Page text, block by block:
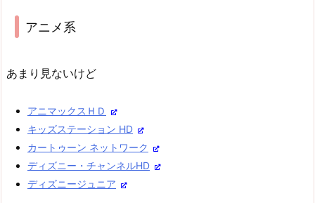
アニメ系
あまり見ないけど
アニマックスＨＤ
キッズステーション HD
カートゥーン ネットワーク
ディズニー・チャンネルHD
ディズニージュニア